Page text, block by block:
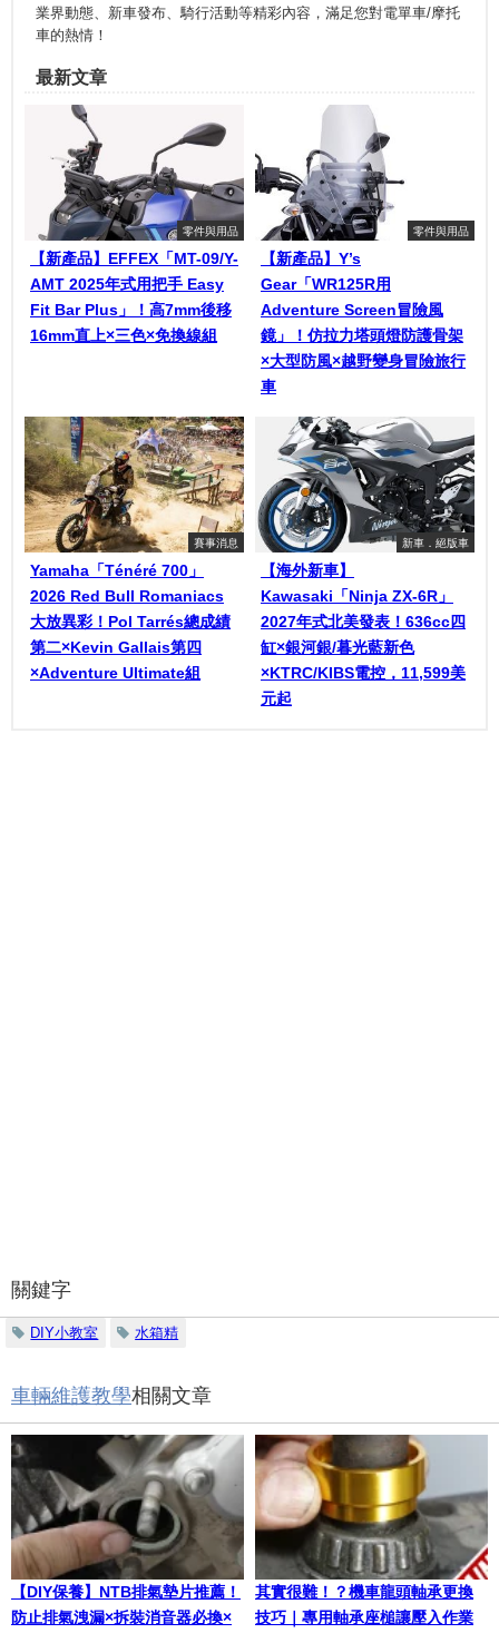
業界動態、新車發布、騎行活動等精彩內容，滿足您對電單車/摩托
車的熱情！
最新文章
零件與用品
【新產品】EFFEX「MT-09/Y-
AMT 2025年式用把手 Easy
Fit Bar Plus」！高7mm後移
16mm直上×三色×免換線組
零件與用品
【新產品】Y’s
Gear「WR125R用
Adventure Screen冒險風
鏡」！仿拉力塔頭燈防護骨架
×大型防風×越野變身冒險旅行
車
賽事消息
Yamaha「Ténéré 700」
2026 Red Bull Romaniacs
大放異彩！Pol Tarrés總成績
第二×Kevin Gallais第四
×Adventure Ultimate組
新車．絕版車
【海外新車】
Kawasaki「Ninja ZX-6R」
2027年式北美發表！636cc四
缸×銀河銀/暮光藍新色
×KTRC/KIBS電控，11,599美
元起
關鍵字
DIY小教室 水箱精
車輛維護教學相關文章
【DIY保養】NTB排氣墊片推薦！
防止排氣洩漏×拆裝消音器必換×
其實很難！？機車龍頭軸承更換
技巧｜專用軸承座槌讓壓入作業